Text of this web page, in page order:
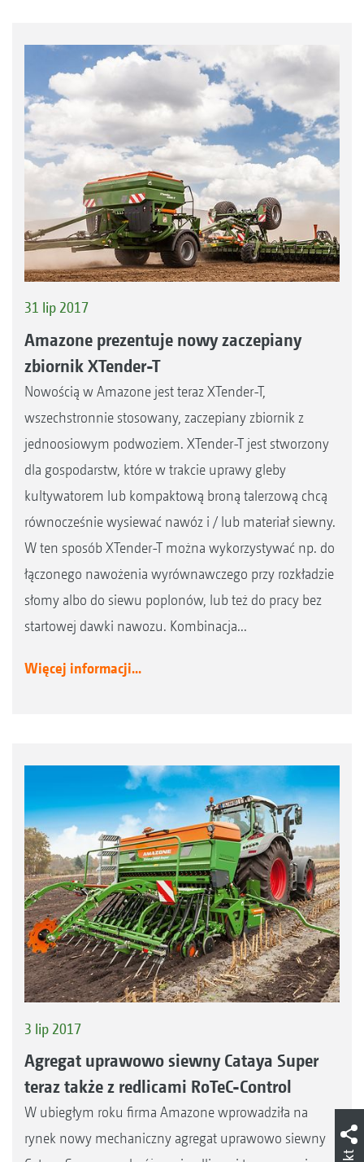
31 lip 2017
Amazone prezentuje nowy zaczepiany
zbiornik XTender-T
Nowością w Amazone jest teraz XTender-T,
wszechstronnie stosowany, zaczepiany zbiornik z
jednoosiowym podwoziem. XTender-T jest stworzony
dla gospodarstw, które w trakcie uprawy gleby
kultywatorem lub kompaktową broną talerzową chcą
równocześnie wysiewać nawóz i / lub materiał siewny.
W ten sposób XTender-T można wykorzystywać np. do
łączonego nawożenia wyrównawczego przy rozkładzie
słomy albo do siewu poplonów, lub też do pracy bez
startowej dawki nawozu. Kombinacja...
Więcej informacji...
3 lip 2017
Agregat uprawowo siewny Cataya Super
teraz także z redlicami RoTeC-Control
W ubiegłym roku firma Amazone wprowadziła na
rynek nowy mechaniczny agregat uprawowo siewny